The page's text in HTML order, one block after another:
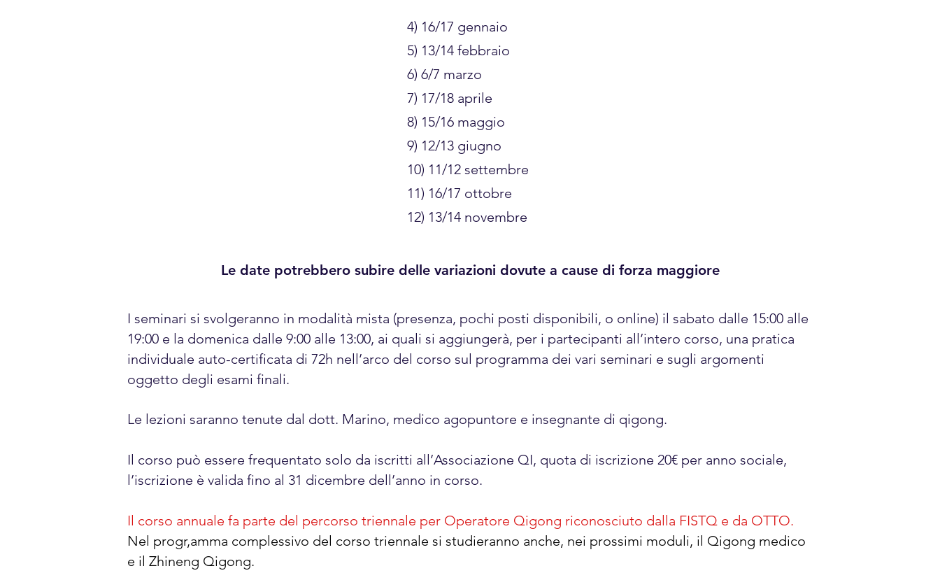
4) 16/17 gennaio
5) 13/14 febbraio
6) 6/7 marzo
7) 17/18 aprile
8) 15/16 maggio
9) 12/13 giugno
10) 11/12 settembre
11) 16/17 ottobre
12) 13/14 novembre
Le date potrebbero subire delle variazioni dovute a cause di forza maggiore
I seminari si svolgeranno in modalità mista (presenza, pochi posti disponibili, o online) il sabato dalle 15:00 alle
19:00 e la domenica dalle 9:00 alle 13:00, ai quali si aggiungerà, per i partecipanti all’intero corso, una pratica
individuale auto-certificata di 72h nell’arco del corso sul programma dei vari seminari e sugli argomenti
oggetto degli esami finali.
Le lezioni saranno tenute dal dott. Marino, medico agopuntore e insegnante di qigong.
Il corso può essere frequentato solo da iscritti all’Associazione QI, quota di iscrizione 20€ per anno sociale,
l’iscrizione è valida fino al 31 dicembre dell’anno in corso.
​Il corso annuale fa parte del percorso triennale per Operatore Qigong riconosciuto dalla FISTQ e da OTTO.
Nel progr,amma complessivo del corso triennale si studieranno anche, nei prossimi moduli, il Qigong medico
e il Zhineng Qigong.